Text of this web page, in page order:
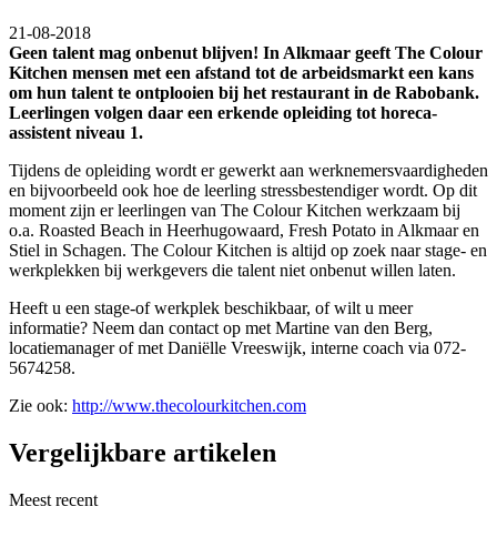
21-08-2018
Geen talent mag onbenut blijven! In Alkmaar geeft The Colour
Kitchen mensen met een afstand tot de arbeidsmarkt een kans
om hun talent te ontplooien bij het restaurant in de Rabobank.
Leerlingen volgen daar een erkende opleiding tot horeca-
assistent niveau 1.
Tijdens de opleiding wordt er gewerkt aan werknemersvaardigheden
en bijvoorbeeld ook hoe de leerling stressbestendiger wordt. Op dit
moment zijn er leerlingen van The Colour Kitchen werkzaam bij
o.a. Roasted Beach in Heerhugowaard, Fresh Potato in Alkmaar en
Stiel in Schagen. The Colour Kitchen is altijd op zoek naar stage- en
werkplekken bij werkgevers die talent niet onbenut willen laten.
Heeft u een stage-of werkplek beschikbaar, of wilt u meer
informatie? Neem dan contact op met Martine van den Berg,
locatiemanager of met Daniëlle Vreeswijk, interne coach via 072-
5674258.
Zie ook: http://www.thecolourkitchen.com
Vergelijkbare artikelen
Meest recent